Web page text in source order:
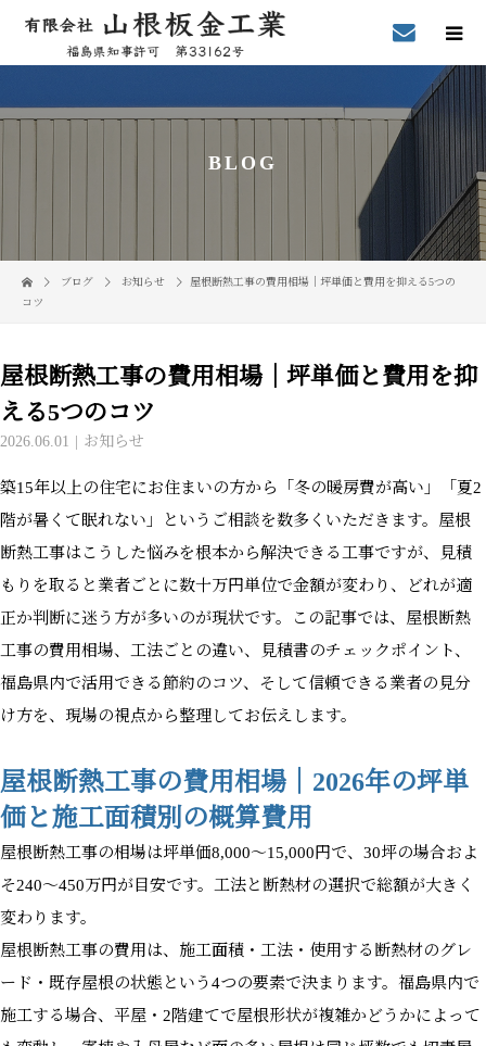
BLOG
ブログ お知らせ
屋根断熱工事の費用相場｜坪単価と費用を抑える5つの
コツ
屋根断熱工事の費用相場｜坪単価と費用を抑
える5つのコツ
2026.06.01 お知らせ
築15年以上の住宅にお住まいの方から「冬の暖房費が高い」「夏2
階が暑くて眠れない」というご相談を数多くいただきます。屋根
断熱工事はこうした悩みを根本から解決できる工事ですが、見積
もりを取ると業者ごとに数十万円単位で金額が変わり、どれが適
正か判断に迷う方が多いのが現状です。この記事では、屋根断熱
工事の費用相場、工法ごとの違い、見積書のチェックポイント、
福島県内で活用できる節約のコツ、そして信頼できる業者の見分
け方を、現場の視点から整理してお伝えします。
屋根断熱工事の費用相場｜2026年の坪単
価と施工面積別の概算費用
屋根断熱工事の相場は坪単価8,000〜15,000円で、30坪の場合およ
そ240〜450万円が目安です。工法と断熱材の選択で総額が大きく
変わります。
屋根断熱工事の費用は、施工面積・工法・使用する断熱材のグレ
ード・既存屋根の状態という4つの要素で決まります。福島県内で
施工する場合、平屋・2階建てで屋根形状が複雑かどうかによって